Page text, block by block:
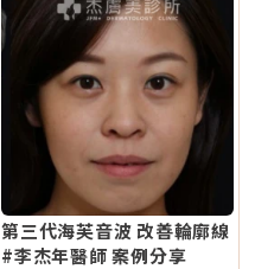
第三代海芙音波 改善輪廓線
#李杰年醫師 案例分享